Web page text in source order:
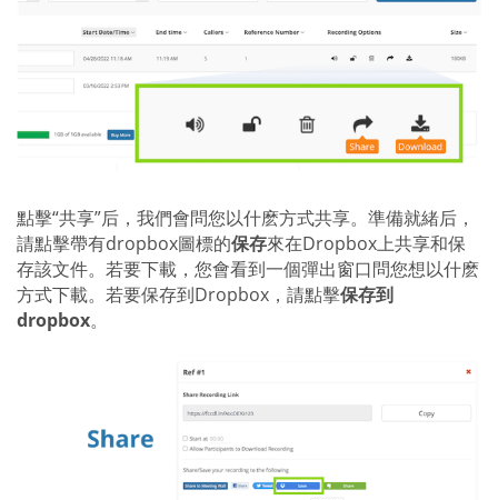
點擊“共享”后，我們會問您以什麽方式共享。準備就緒后，
請點擊帶有dropbox圖標的保存來在Dropbox上共享和保
存該文件。若要下載，您會看到一個彈出窗口問您想以什麽
方式下載。若要保存到Dropbox，請點擊保存到
dropbox。